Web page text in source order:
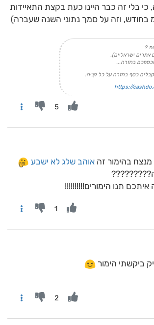
בלי זה כבר היינו כעת בקצת התאיידות
?
אתרים ישראליים),
בחזרה...
כסף בחזרה על כל קניה:
https://
5
בהימור זה אוהב שלג לא ישבע
תנו הימורים!!!!!!!!!!
1
ביקשתי הימור
2